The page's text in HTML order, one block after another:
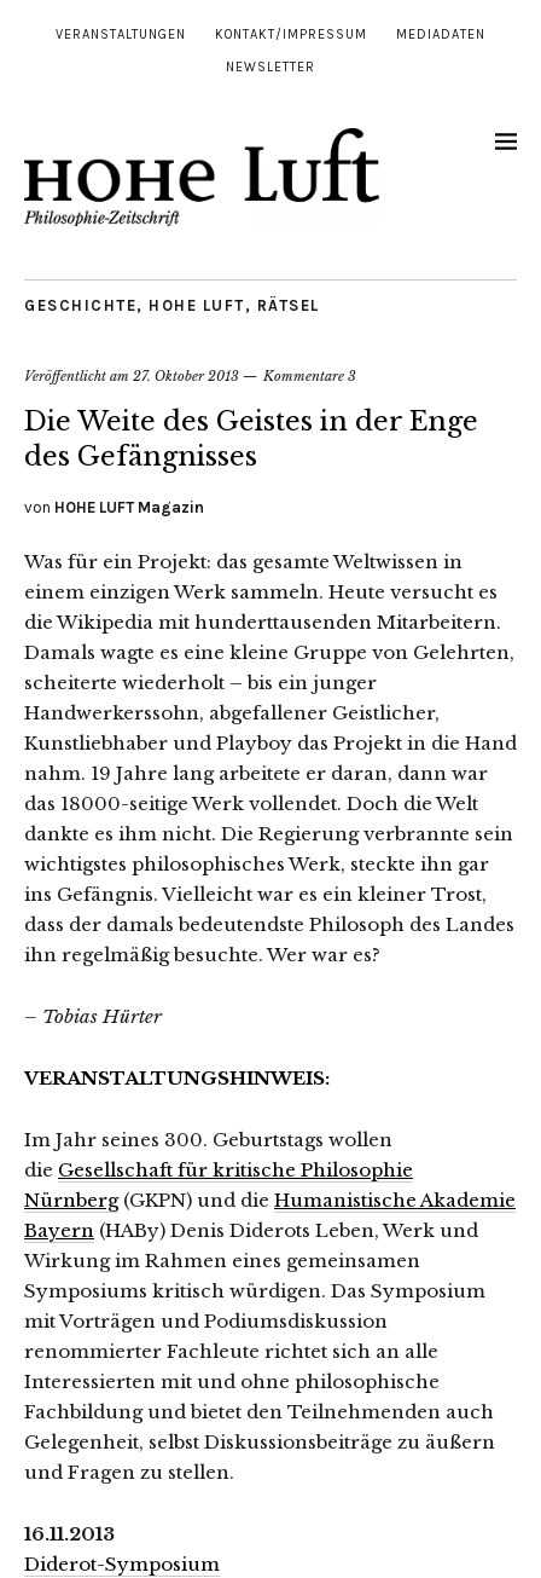
VERANSTALTUNGEN KONTAKT/IMPRESSUM MEDIADATEN
NEWSLETTER
GESCHICHTE, HOHE LUFT, RÄTSEL
Veröffentlicht am 27. Oktober 2013 Kommentare 3
Die Weite des Geistes in der Enge
des Gefängnisses
von HOHE LUFT Magazin
Was für ein Projekt: das gesamte Weltwissen in
einem einzigen Werk sammeln. Heute versucht es
die Wikipedia mit hunderttausenden Mitarbeitern.
Damals wagte es eine kleine Gruppe von Gelehrten,
scheiterte wiederholt – bis ein junger
Handwerkerssohn, abgefallener Geistlicher,
Kunstliebhaber und Playboy das Projekt in die Hand
nahm. 19 Jahre lang arbeitete er daran, dann war
das 18000-seitige Werk vollendet. Doch die Welt
dankte es ihm nicht. Die Regierung verbrannte sein
wichtigstes philosophisches Werk, steckte ihn gar
ins Gefängnis. Vielleicht war es ein kleiner Trost,
dass der damals bedeutendste Philosoph des Landes
ihn regelmäßig besuchte. Wer war es?
– Tobias Hürter
VERANSTALTUNGSHINWEIS:
Im Jahr seines 300. Geburtstags wollen
die Gesellschaft für kritische Philosophie
Nürnberg(GKPN) und die Humanistische Akademie
Bayern (HABy) Denis Diderots Leben, Werk und
Wirkung im Rahmen eines gemeinsamen
Symposiums kritisch würdigen. Das Symposium
mit Vorträgen und Podiumsdiskussion
renommierter Fachleute richtet sich an alle
Interessierten mit und ohne philosophische
Fachbildung und bietet den Teilnehmenden auch
Gelegenheit, selbst Diskussionsbeiträge zu äußern
und Fragen zu stellen.
16.11.2013
Diderot-Symposium